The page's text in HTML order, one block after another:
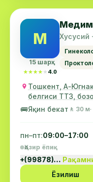
М
15 шарҳ
★★★★★
★★★★★ 4.0
Хусусий
Тошкент, А-
белгиси ТТЗ,
🚌Яқин бекат 🚶 30 м
пн–пт:09:00–17:00
Ҳозир ёпиқ
+(99878)…
Ёзилиш